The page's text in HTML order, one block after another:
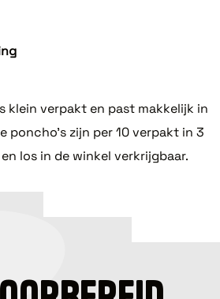
klein verpakt en past makkelijk in
poncho's zijn per 10 verpakt in 3
los in de winkel verkrijgbaar.